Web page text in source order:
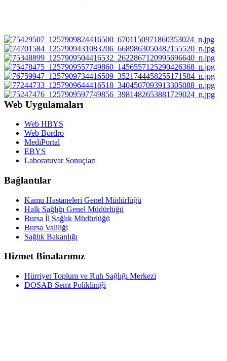
Web Uygulamaları
Web HBYS
Web Bordro
MediPortal
EBYS
Laboratuvar Sonuçları
Bağlantılar
Kamu Hastaneleri Genel Müdürlüğü
Halk Sağlığı Genel Müdürlüğü
Bursa İl Sağlık Müdürlüğü
Bursa Valiliği
Sağlık Bakanlığı
Hizmet Binalarımız
Hürriyet Toplum ve Ruh Sağlığı Merkezi
DOSAB Semt Polikliniği